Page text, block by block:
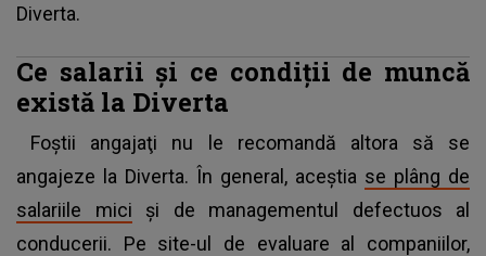
Diverta.
Ce salarii şi ce condiţii de muncă
există la Diverta
Foştii angajaţi nu le recomandă altora să se
angajeze la Diverta. În general, aceştia se plâng de
salariile mici şi de managementul defectuos al
conducerii. Pe site-ul de evaluare al companiilor,